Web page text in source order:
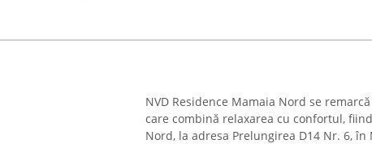
NVD Residence Mamaia Nord se
care combină relaxarea cu confortul,
Nord, la adresa Prelungirea D14 Nr. 6,